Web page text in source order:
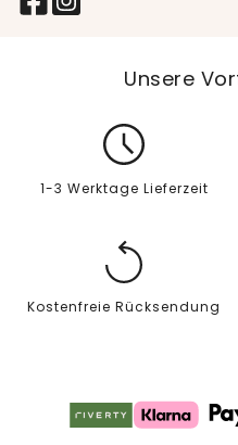
Unsere
1-3 Werktage Lieferzeit
Kostenfreie Rücksendung